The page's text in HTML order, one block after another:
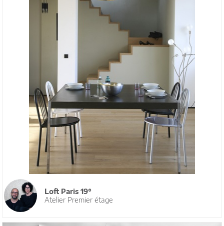
Loft Paris 19°
Atelier Premier étage